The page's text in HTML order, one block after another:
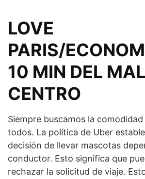
LOVE
PARIS/
10 MIN DEL
CENTRO
Siempre buscamos la
todos. La política de Uber
decisión de llevar mascotas
conductor. Esto significa que
rechazar la solicitud de viaje.